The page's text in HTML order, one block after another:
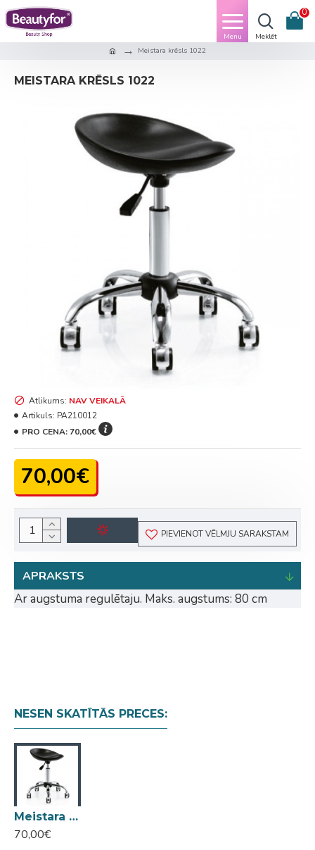
0
Meistara krēsls 1022
MEISTARA KRĒSLS 1022
70,00€
Atlikums: NAV VEIKALĀ
Artikuls: PA210012
PRO CENA:70,00€
PIEVIENOT VĒLMJU SARAKSTAM
APRAKSTS
Ar augstuma regulētaju. Maks. augstums: 80 cm
NESEN SKATĪTĀS PRECES:
Meistara krēsls 1022
70,00€